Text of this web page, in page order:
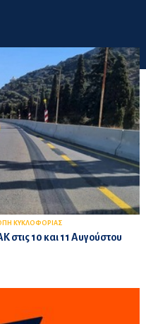
ΚΥΚΛΟΦΟΡΙΑΣ
στις 10 και 11 Αυγούστου